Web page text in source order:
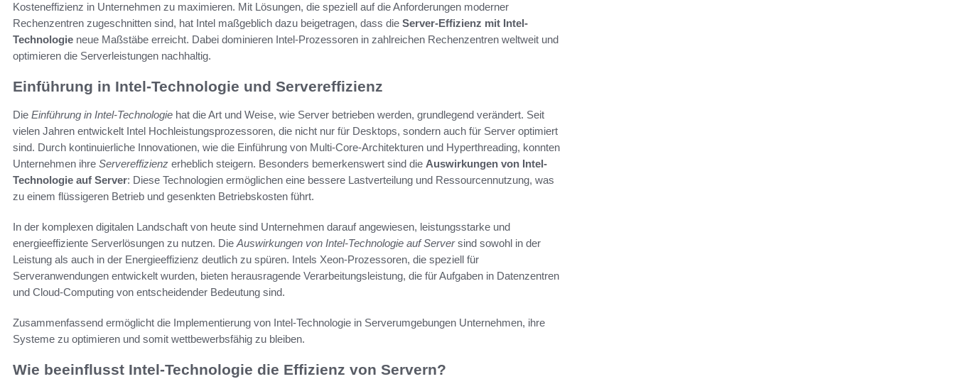
Kosteneffizienz in Unternehmen zu maximieren. Mit Lösungen, die speziell auf die Anforderungen moderner
Rechenzentren zugeschnitten sind, hat Intel maßgeblich dazu beigetragen, dass die Server-Effizienz mit Intel-
Technologie neue Maßstäbe erreicht. Dabei dominieren Intel-Prozessoren in zahlreichen Rechenzentren weltweit und
optimieren die Serverleistungen nachhaltig.
Einführung in Intel-Technologie und Servereffizienz
Die Einführung in Intel-Technologie hat die Art und Weise, wie Server betrieben werden, grundlegend verändert. Seit
vielen Jahren entwickelt Intel Hochleistungsprozessoren, die nicht nur für Desktops, sondern auch für Server optimiert
sind. Durch kontinuierliche Innovationen, wie die Einführung von Multi-Core-Architekturen und Hyperthreading, konnten
Unternehmen ihre Servereffizienz erheblich steigern. Besonders bemerkenswert sind die Auswirkungen von Intel-
Technologie auf Server: Diese Technologien ermöglichen eine bessere Lastverteilung und Ressourcennutzung, was
zu einem flüssigeren Betrieb und gesenkten Betriebskosten führt.
In der komplexen digitalen Landschaft von heute sind Unternehmen darauf angewiesen, leistungsstarke und
energieeffiziente Serverlösungen zu nutzen. DieAuswirkungen von Intel-Technologie auf Serversind sowohl in der
Leistung als auch in der Energieeffizienz deutlich zu spüren. Intels Xeon-Prozessoren, die speziell für
Serveranwendungen entwickelt wurden, bieten herausragende Verarbeitungsleistung, die für Aufgaben in Datenzentren
und Cloud-Computing von entscheidender Bedeutung sind.
Zusammenfassend ermöglicht die Implementierung von Intel-Technologie in Serverumgebungen Unternehmen, ihre
Systeme zu optimieren und somit wettbewerbsfähig zu bleiben.
Wie beeinflusst Intel-Technologie die Effizienz von Servern?